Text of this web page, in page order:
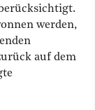
werden,
auf dem